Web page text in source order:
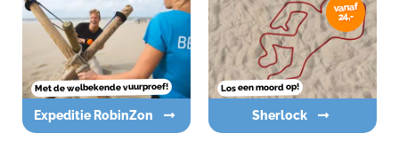
Met de welbekende vuurproef!
Expeditie RobinZon
vanaf
24,-
Los een moord op!
Sherlock